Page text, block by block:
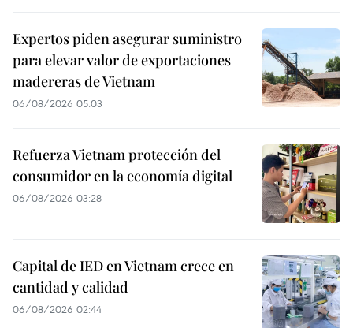
Expertos piden asegurar suministro
para elevar valor de exportaciones
madereras de Vietnam
06/08/2026 05:03
Refuerza Vietnam protección del
consumidor en la economía digital
06/08/2026 03:28
Capital de IED en Vietnam crece en
cantidad y calidad
06/08/2026 02:44